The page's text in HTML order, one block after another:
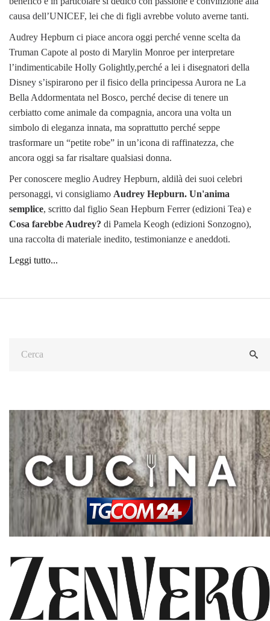
causa dell’UNICEF, lei che di figli avrebbe voluto averne tanti.
Audrey Hepburn ci piace ancora oggi perché venne scelta da
Truman Capote al posto di Marylin Monroe per interpretare
l’indimenticabile Holly Golightly,perché a lei i disegnatori della
Disney s’ispirarono per il fisico della principessa Aurora ne La
Bella Addormentata nel Bosco, perché decise di tenere un
cerbiatto come animale da compagnia, ancora una volta un
simbolo di eleganza innata, ma soprattutto perché seppe
trasformare un “petite robe” in un’icona di raffinatezza, che
ancora oggi sa far risaltare qualsiasi donna.
Per conoscere meglio Audrey Hepburn, aldilà dei suoi celebri
personaggi, vi consigliamo Audrey Hepburn. Un'anima
semplice, scritto dal figlio Sean Hepburn Ferrer (edizioni Tea) e
Cosa farebbe Audrey? di Pamela Keogh (edizioni Sonzogno),
una raccolta di materiale inedito, testimonianze e aneddoti.
Leggi tutto...